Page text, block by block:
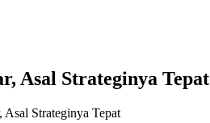
Asal Strateginya Tepat
Strateginya Tepat